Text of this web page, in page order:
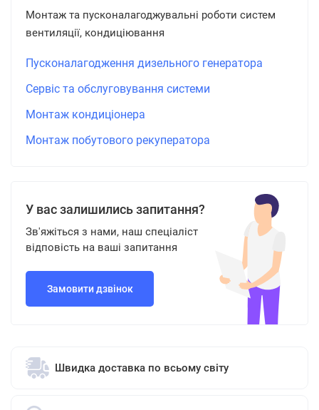
Монтаж та пусконалагоджувальні роботи систем
вентиляції, кондиціювання
Пусконалагодження дизельного генератора
Сервіс та обслуговування системи
Монтаж кондиціонера
Монтаж побутового рекуператора
У вас залишились запитання?
Зв'яжіться з нами, наш спеціаліст
відповість на ваші запитання
Замовити дзвінок
Швидка доставка по всьому світу